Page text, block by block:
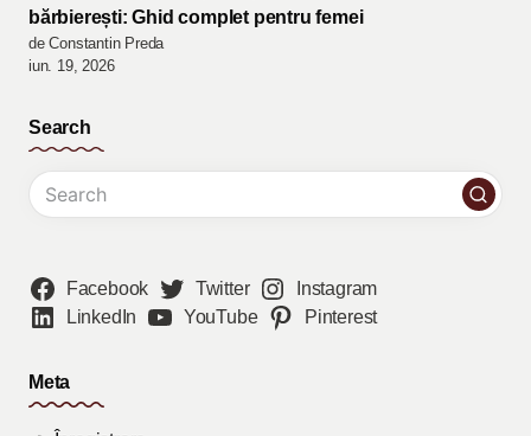
bărbierești: Ghid complet pentru femei
de Constantin Preda
iun. 19, 2026
Search
Facebook Twitter
Instagram
LinkedIn
YouTube Pinterest
Meta